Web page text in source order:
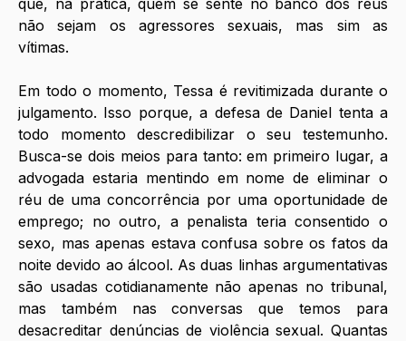
não sejam os agressores sexuais, mas sim as
vítimas.
Em todo o momento, Tessa é revitimizada durante o
julgamento. Isso porque, a defesa de Daniel tenta a
todo momento descredibilizar o seu testemunho.
Busca-se dois meios para tanto: em primeiro lugar, a
advogada estaria mentindo em nome de eliminar o
réu de uma concorrência por uma oportunidade de
emprego; no outro, a penalista teria consentido o
sexo, mas apenas estava confusa sobre os fatos da
noite devido ao álcool. As duas linhas argumentativas
são usadas cotidianamente não apenas no tribunal,
mas também nas conversas que temos para
desacreditar denúncias de violência sexual. Quantas